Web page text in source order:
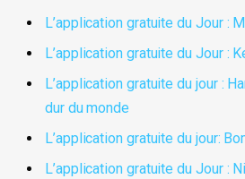
L’application gratuite du Jour :
L’application gratuite du Jour :
L’application gratuite du jour :
dur du monde
L’application gratuite du jour:
L’application gratuite du Jour :